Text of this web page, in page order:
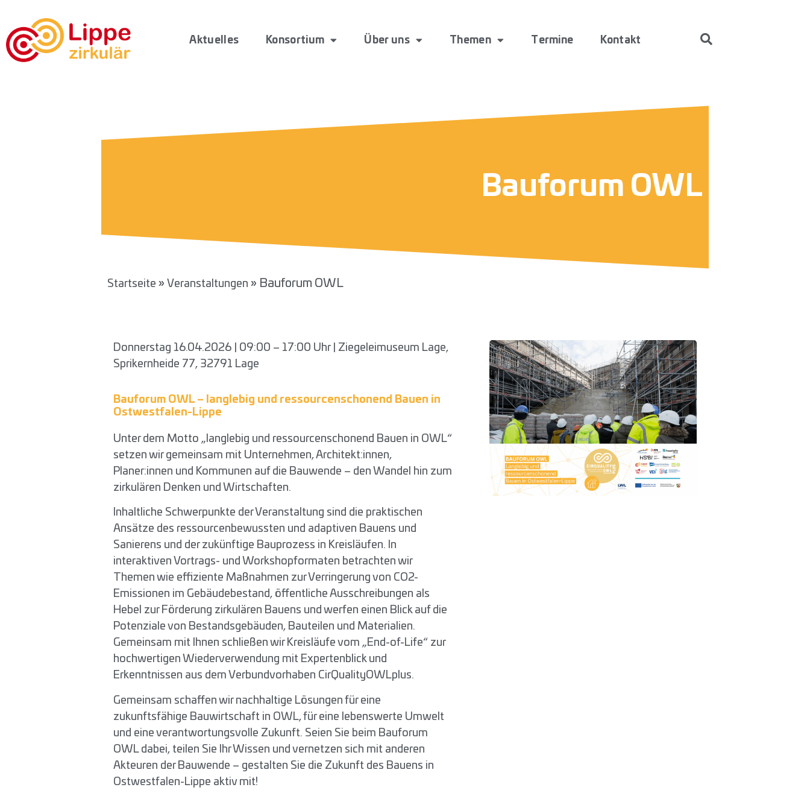
Aktuelles Konsortium Über uns Themen Termine Kontakt
Bauforum OWL
Startseite » Veranstaltungen » Bauforum OWL
Donnerstag 16.04.2026 | 09:00 – 17:00 Uhr | Ziegeleimuseum Lage,
Sprikernheide 77, 32791 Lage
Bauforum OWL – langlebig und ressourcenschonend Bauen in
Ostwestfalen-Lippe
Unter dem Motto „langlebig und ressourcenschonend Bauen in OWL“
setzen wir gemeinsam mit Unternehmen, Architekt:innen,
Planer:innen und Kommunen auf die Bauwende – den Wandel hin zum
zirkulären Denken und Wirtschaften.
Inhaltliche Schwerpunkte der Veranstaltung sind die praktischen
Ansätze des ressourcenbewussten und adaptiven Bauens und
Sanierens und der zukünftige Bauprozess in Kreisläufen. In
interaktiven Vortrags- und Workshopformaten betrachten wir
Themen wie effiziente Maßnahmen zur Verringerung von CO2-
Emissionen im Gebäudebestand, öffentliche Ausschreibungen als
Hebel zur Förderung zirkulären Bauens und werfen einen Blick auf die
Potenziale von Bestandsgebäuden, Bauteilen und Materialien.
Gemeinsam mit Ihnen schließen wir Kreisläufe vom „End-of-Life“ zur
hochwertigen Wiederverwendung mit Expertenblick und
Erkenntnissen aus dem Verbundvorhaben CirQualityOWLplus.
Gemeinsam schaffen wir nachhaltige Lösungen für eine
zukunftsfähige Bauwirtschaft in OWL, für eine lebenswerte Umwelt
und eine verantwortungsvolle Zukunft. Seien Sie beim Bauforum
OWL dabei, teilen Sie Ihr Wissen und vernetzen sich mit anderen
Akteuren der Bauwende – gestalten Sie die Zukunft des Bauens in
Ostwestfalen-Lippe aktiv mit!